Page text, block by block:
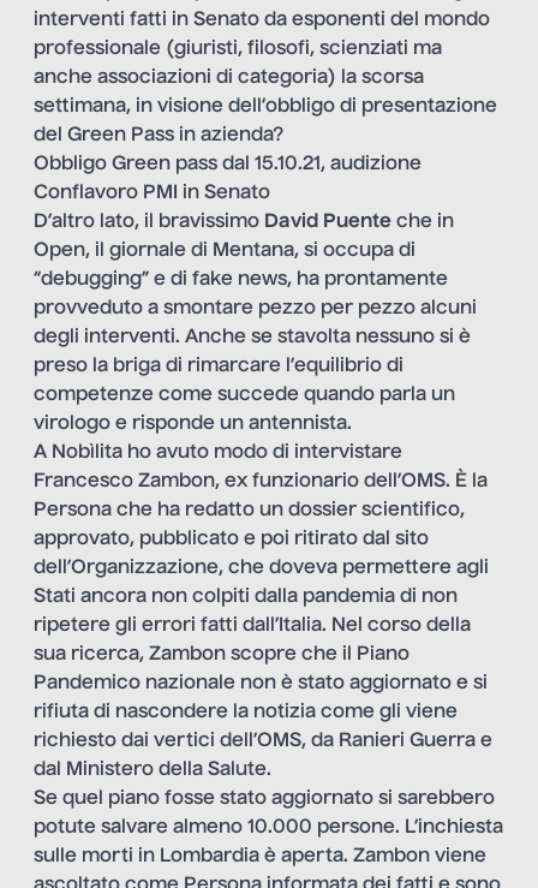
interventi fatti in Senato da esponenti del mondo
professionale (giuristi, filosofi, scienziati ma
anche associazioni di categoria) la scorsa
settimana, in visione dell’obbligo di presentazione
del Green Pass in azienda?
Obbligo Green pass dal 15.10.21, audizione
Conflavoro PMI in Senato
D’altro lato, il bravissimo David Puente che in
Open, il giornale di Mentana, si occupa di
“debugging” e di fake news, ha prontamente
provveduto a smontare pezzo per pezzo alcuni
degli interventi. Anche se stavolta nessuno si è
preso la briga di rimarcare l’equilibrio di
competenze come succede quando parla un
virologo e risponde un antennista.
A Nobìlita ho avuto modo di intervistare
Francesco Zambon, ex funzionario dell’OMS. È la
Persona che ha redatto un dossier scientifico,
approvato, pubblicato e poi ritirato dal sito
dell’Organizzazione, che doveva permettere agli
Stati ancora non colpiti dalla pandemia di non
ripetere gli errori fatti dall’Italia. Nel corso della
sua ricerca, Zambon scopre che il Piano
Pandemico nazionale non è stato aggiornato e si
rifiuta di nascondere la notizia come gli viene
richiesto dai vertici dell’OMS, da Ranieri Guerra e
dal Ministero della Salute.
Se quel piano fosse stato aggiornato si sarebbero
potute salvare almeno 10.000 persone. L’inchiesta
sulle morti in Lombardia è aperta. Zambon viene